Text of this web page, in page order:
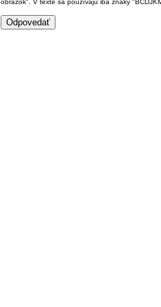
obrázok". V texte sa používajú iba znaky